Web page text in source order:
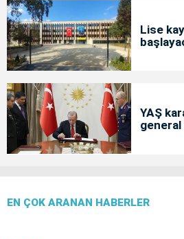
Lise
YAŞ
EN ÇOK ARANAN HABERLER